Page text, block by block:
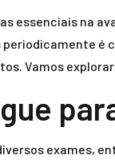
essenciais na
Vamos
exames,